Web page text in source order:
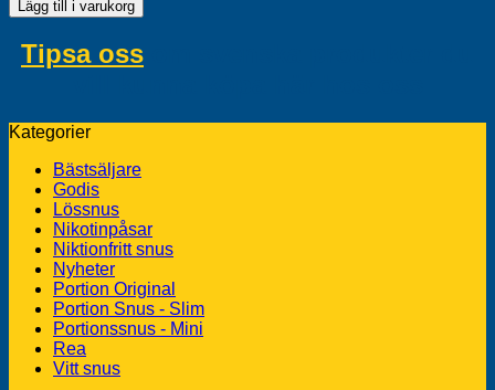
Lägg till i varukorg
Tipsa oss
Kategorier
Bästsäljare
Godis
Lössnus
Nikotinpåsar
Niktionfritt snus
Nyheter
Portion Original
Portion Snus - Slim
Portionssnus - Mini
Rea
Vitt snus